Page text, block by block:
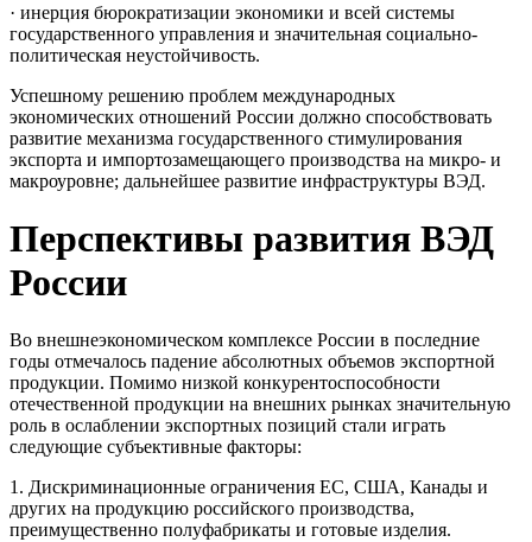
· инерция бюрократизации экономики и всей системы
государ­ственного управления и значительная социально-
политическая неустойчивость.
Успешному решению проблем международных
экономических отношений России должно способствовать
развитие механизма государ­ственного стимулирования
экспорта и импортозамещающего производ­ства на микро- и
макроуровне; дальнейшее развитие инфраструктуры ВЭД.
Перспективы развития ВЭД
России
Во внешнеэкономическом комплексе России в последние
годы отмечалось падение абсолютных объемов экспортной
продукции. Помимо низкой конкурентоспособности
отечественной продукции на внешних рынках значительную
роль в ослаблении экспортных позиций стали играть
следующие субъективные факторы:
1. Дискриминационные ограничения ЕС, США, Канады и
других на продукцию российского производства,
преимущественно полуфабрикаты и готовые изделия.